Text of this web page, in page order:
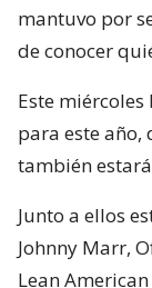
mantuvo por
de conocer
Este
para este año,
también
Junto a ellos
Johnny Marr,
Lean